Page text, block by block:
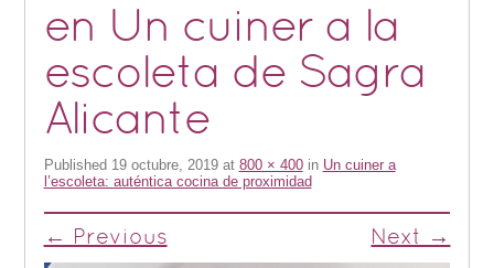
en Un cuiner a la
escoleta de Sagra
Alicante
Published 19 octubre, 2019at 800 × 400in Un cuiner a
l’escoleta: auténtica cocina de proximidad
← Previous Next →